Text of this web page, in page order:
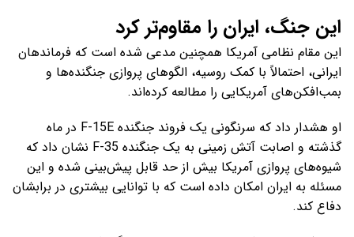
این جنگ، ایران را مقاوم‌تر کرد
این مقام نظامی آمریکا همچنین مدعی شده است که فرماندهان
ایرانی، احتمالاً با کمک روسیه، الگوهای پروازی جنگنده‌ها و
بمب‌افکن‌های آمریکایی را مطالعه کرده‌اند.
او هشدار داد که سرنگونی یک فروند جنگنده F-15E در ماه
گذشته و اصابت آتش زمینی به یک جنگنده F-35 نشان داد که
شیوه‌های پروازی آمریکا بیش از حد قابل پیش‌بینی شده و این
مسئله به ایران امکان داده است که با توانایی بیشتری در برابشان
دفاع کند.